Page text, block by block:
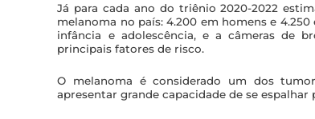
Já para cada ano do triênio 2020-2022
melanoma no país: 4.200 em homens e
infância e adolescência, e a câmeras de
principais fatores de risco.
O melanoma é considerado um dos
apresentar grande capacidade de se